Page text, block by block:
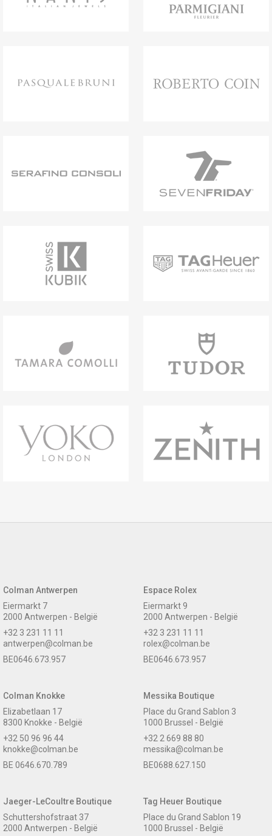
Colman Antwerpen
Eiermarkt 7
2000 Antwerpen - België
+32 3 231 11 11
antwerpen@colman.be
BE0646.673.957
Espace Rolex
Eiermarkt 9
2000 Antwerpen - België
+32 3 231 11 11
rolex@colman.be
BE0646.673.957
Colman Knokke
Elizabetlaan 17
8300 Knokke - België
+32 50 96 96 44
knokke@colman.be
BE 0646.670.789
Messika Boutique
Place du Grand Sablon 3
1000 Brussel - België
+32 2 669 88 80
messika@colman.be
BE0688.627.150
Jaeger-LeCoultre Boutique
Schuttershofstraat 37
2000 Antwerpen - België
Tag Heuer Boutique
Place du Grand Sablon 19
1000 Brussel - België